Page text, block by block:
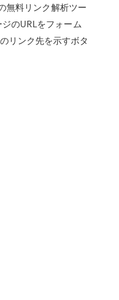
無料リンク解析ツー
のURLをフォーム
リンク先を示すボタ